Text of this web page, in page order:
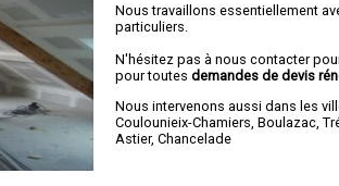
Nous travaillons essentiellement
particuliers.
N'hésitez pas à nous contacter
pour toutesdemandes de devis
Nous intervenons aussi dans les
Coulounieix-Chamiers ,Boulazac ,
Astier,Chancelade